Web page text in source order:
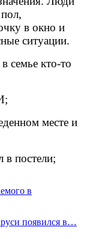
в окно и
ситуации.
семье кто-то
месте и
в постели;
в
появился в…